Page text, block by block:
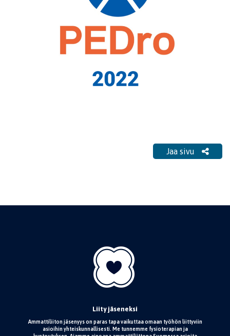
Jaa sivu
Liity jäseneksi
Ammattiliiton jäsenyys on paras tapa vaikuttaa omaan työhön liittyviin
asioihin yhteiskunnallisesti. Me tunnemme fysioterapian ja